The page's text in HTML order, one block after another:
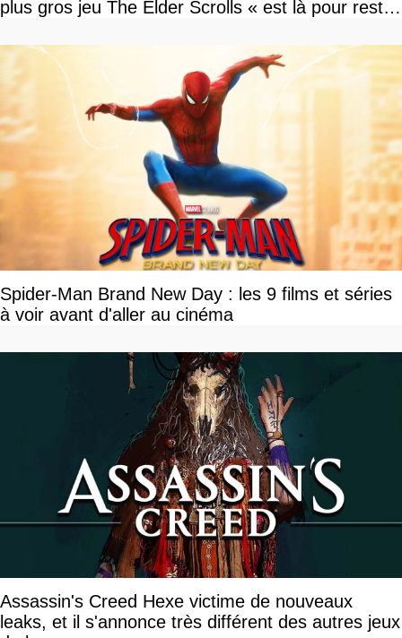
plus gros jeu The Elder Scrolls « est là pour rester
Spider-Man Brand New Day : les 9 films et séries
à voir avant d'aller au cinéma
Assassin's Creed Hexe victime de nouveaux
leaks, et il s'annonce très différent des autres jeux